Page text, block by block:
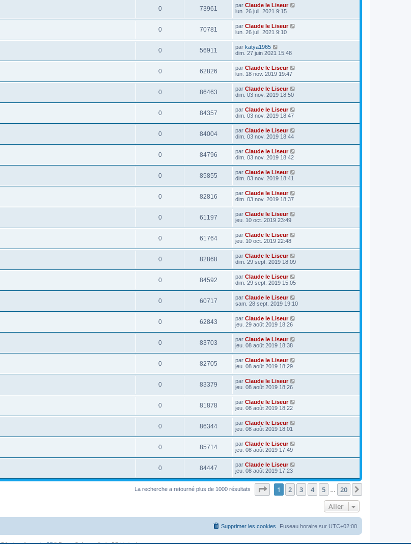
0 73961 par Claude le Liseur
lun. 26 juil. 2021 9:15
0 70781 par Claude le Liseur
lun. 26 juil. 2021 9:10
0 56911 par katya1965
dim. 27 juin 2021 15:48
0 62826 par Claude le Liseur
lun. 18 nov. 2019 19:47
0 86463 par Claude le Liseur
dim. 03 nov. 2019 18:50
0 84357 par Claude le Liseur
dim. 03 nov. 2019 18:47
0 84004 par Claude le Liseur
dim. 03 nov. 2019 18:44
0 84796 par Claude le Liseur
dim. 03 nov. 2019 18:42
0 85855 par Claude le Liseur
dim. 03 nov. 2019 18:41
0 82816 par Claude le Liseur
dim. 03 nov. 2019 18:37
0 61197 par Claude le Liseur
jeu. 10 oct. 2019 23:49
0 61764 par Claude le Liseur
jeu. 10 oct. 2019 22:48
0 82868 par Claude le Liseur
dim. 29 sept. 2019 18:09
0 84592 par Claude le Liseur
dim. 29 sept. 2019 15:05
0 60717 par Claude le Liseur
sam. 28 sept. 2019 19:10
0 62843 par Claude le Liseur
jeu. 29 août 2019 18:26
0 83703 par Claude le Liseur
jeu. 08 août 2019 18:38
0 82705 par Claude le Liseur
jeu. 08 août 2019 18:29
0 83379 par Claude le Liseur
jeu. 08 août 2019 18:26
0 81878 par Claude le Liseur
jeu. 08 août 2019 18:22
0 86344 par Claude le Liseur
jeu. 08 août 2019 18:01
0 85714 par Claude le Liseur
jeu. 08 août 2019 17:49
0 84447 par Claude le Liseur
jeu. 08 août 2019 17:23
La recherche a retourné plus de 1000 résultats Page sur20
1 2 3 4 5 20
Aller
Fuseau horaire sur UTC+02:00
Supprimer les cookies